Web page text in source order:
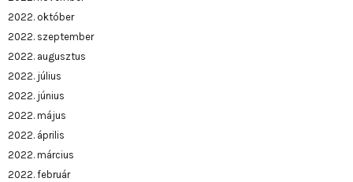
2022. október
2022. szeptember
2022. augusztus
2022. július
2022. június
2022. május
2022. április
2022. március
2022. február